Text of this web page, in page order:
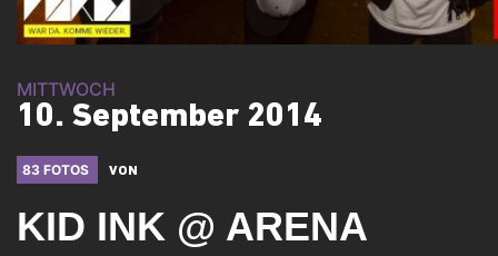
MITTWOCH
10. September 2014
83 FOTOS VON
KID INK @ ARENA